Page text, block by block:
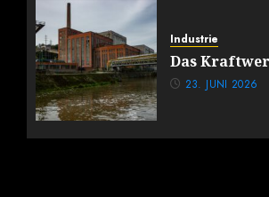
Industrie
Das
23. JUNI 2026